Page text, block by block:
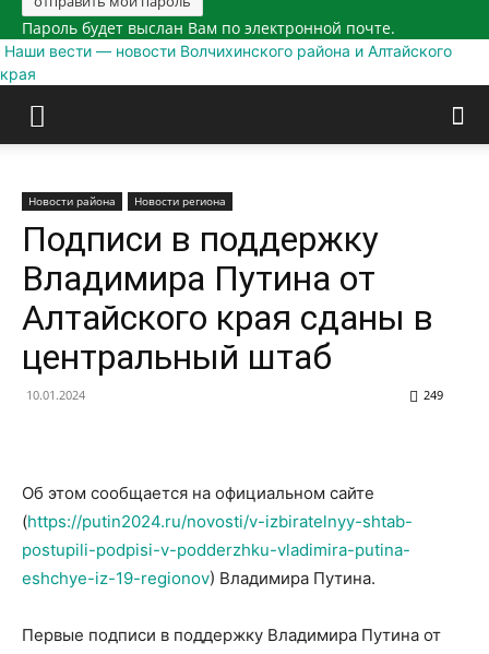
Пароль будет выслан Вам по электронной почте.
Наши вести — новости Волчихинского района и Алтайского
края
Новости района Новости региона
Подписи в поддержку
Владимира Путина от
Алтайского края сданы в
центральный штаб
10.01.2024 249
Об этом сообщается на официальном сайте
(https://putin2024.ru/novosti/v-izbiratelnyy-shtab-
postupili-podpisi-v-podderzhku-vladimira-putina-
eshchye-iz-19-regionov) Владимира Путина.
Первые подписи в поддержку Владимира Путина от